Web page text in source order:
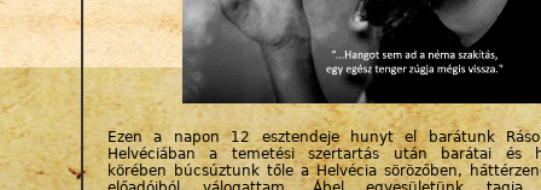
Ezen a napon 12 esztendeje hunyt el barátunk
Helvéciában a temetési szertartás után barátai és
körében búcsúztunk tőle a Helvécia sörözőben,